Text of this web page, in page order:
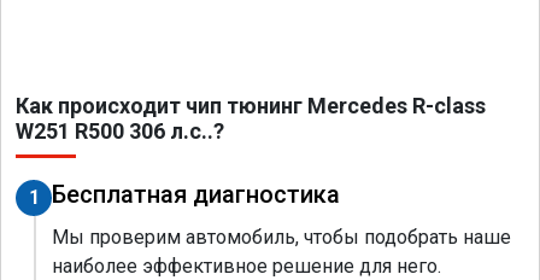
Как происходит чип тюнинг Mercedes R-class
W251 R500 306 л.с..?
1 Бесплатная диагностика
Мы проверим автомобиль, чтобы подобрать наше
наиболее эффективное решение для него.